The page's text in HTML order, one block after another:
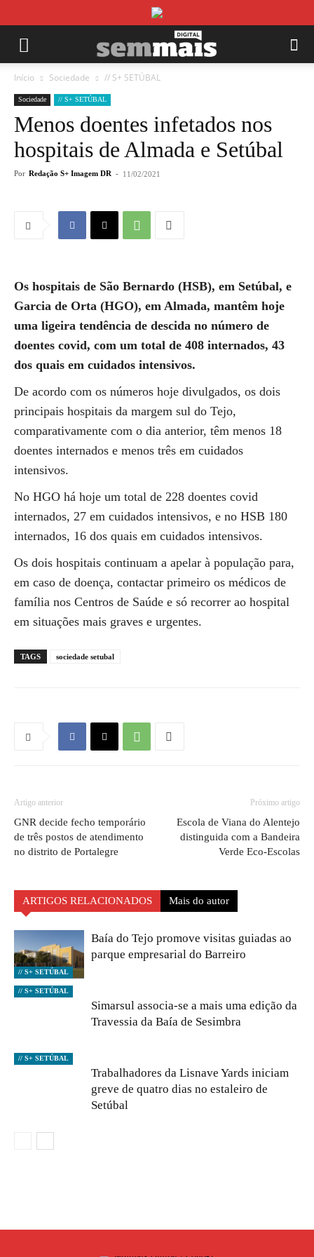
Início Sociedade // S+ SETÚBAL
Sociedade // S+ SETÚBAL
Menos doentes infetados nos
hospitais de Almada e Setúbal
Por Redação S+ Imagem DR - 11/02/2021
Os hospitais de São Bernardo (HSB), em Setúbal, e
Garcia de Orta (HGO), em Almada, mantêm hoje
uma ligeira tendência de descida no número de
doentes covid, com um total de 408 internados, 43
dos quais em cuidados intensivos.
De acordo com os números hoje divulgados, os dois
principais hospitais da margem sul do Tejo,
comparativamente com o dia anterior, têm menos 18
doentes internados e menos três em cuidados
intensivos.
No HGO há hoje um total de 228 doentes covid
internados, 27 em cuidados intensivos, e no HSB 180
internados, 16 dos quais em cuidados intensivos.
Os dois hospitais continuam a apelar à população para,
em caso de doença, contactar primeiro os médicos de
família nos Centros de Saúde e só recorrer ao hospital
em situações mais graves e urgentes.
TAGS sociedade setubal
Artigo anterior
GNR decide fecho temporário
de três postos de atendimento
no distrito de Portalegre
Próximo artigo
Escola de Viana do Alentejo
distinguida com a Bandeira
Verde Eco-Escolas
ARTIGOS RELACIONADOS Mais do autor
// S+ SETÚBAL
Baía do Tejo promove visitas guiadas ao
parque empresarial do Barreiro
// S+ SETÚBAL
Simarsul associa-se a mais uma edição da
Travessia da Baía de Sesimbra
// S+ SETÚBAL
Trabalhadores da Lisnave Yards iniciam
greve de quatro dias no estaleiro de
Setúbal